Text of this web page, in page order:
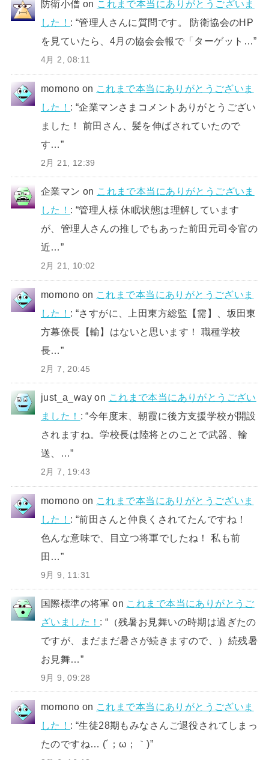
防衛小僧 on これまで本当にありがとうございま
した！ : “管理人さんに質問です。 防衛協会のHP
を見ていたら、4月の協会会報で「ターゲット…”
4月 2, 08:11
momono on これまで本当にありがとうございま
した！ : “企業マンさまコメントありがとうござい
ました！ 前田さん、髪を伸ばされていたので
す…”
2月 21, 12:39
企業マン on これまで本当にありがとうございま
した！ : “管理人様 休眠状態は理解しています
が、管理人さんの推しでもあった前田元司令官の
近…”
2月 21, 10:02
momono on これまで本当にありがとうございま
した！ : “さすがに、上田東方総監【需】、坂田東
方幕僚長【輸】はないと思います！ 職種学校
長…”
2月 7, 20:45
just_a_way on これまで本当にありがとうござい
ました！ : “今年度末、朝霞に後方支援学校が開設
されますね。学校長は陸将とのことで武器、輸
送、…”
2月 7, 19:43
momono on これまで本当にありがとうございま
した！ : “前田さんと仲良くされてたんですね！
色んな意味で、目立つ将軍でしたね！ 私も前
田…”
9月 9, 11:31
国際標準の将軍 on これまで本当にありがとうご
ざいました！ : “ （残暑お見舞いの時期は過ぎたの
ですが、まだまだ暑さが続きますので、）続残暑
お見舞…”
9月 9, 09:28
momono on これまで本当にありがとうございま
した！ : “生徒28期もみなさんご退役されてしまっ
たのですね… (´；ω；｀)”